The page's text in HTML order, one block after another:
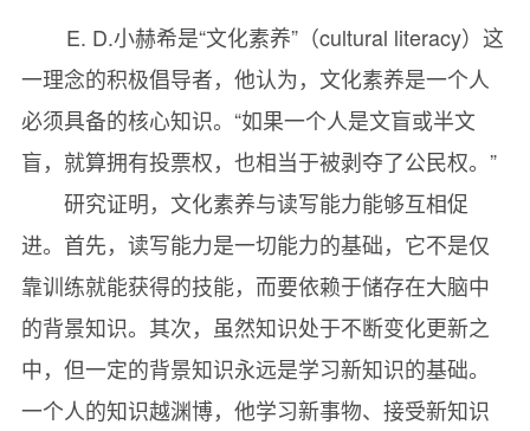
巴洛克艺术
Realism
现实主义绘画
Ⅳ. Music
音 乐
Staffs and Clefs
五线谱和谱号
The Baroque Period
巴洛克时期的音乐
Bach
E. D.小赫希是“文化素养”（cultural literacy）这
一理念的积极倡导者，他认为，文化素养是一个人
必须具备的核心知识。“如果一个人是文盲或半文
盲，就算拥有投票权，也相当于被剥夺了公民权。”
研究证明，文化素养与读写能力能够互相促
进。首先，读写能力是一切能力的基础，它不是仅
靠训练就能获得的技能，而要依赖于储存在大脑中
的背景知识。其次，虽然知识处于不断变化更新之
中，但一定的背景知识永远是学习新知识的基础。
一个人的知识越渊博，他学习新事物、接受新知识